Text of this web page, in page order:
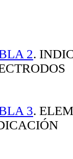
2.
3.